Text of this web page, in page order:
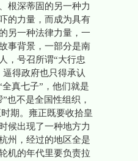
根深蒂固的另一种力
的力量，而成为具有
另一种法律力量，一
事背景，一部分是南
，号召所谓“大行忠
得政府也只得承认
真七子”，他们就是
也不是全国性组织，
期。雍正既要收拾皇
候出现了一种地方力
州，经过的地区全是
机的年代里要负责拉